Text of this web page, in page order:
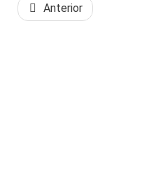
Anterior